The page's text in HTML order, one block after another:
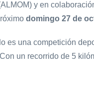
y en
domingo 27 de
es una competición
un recorrido de 5